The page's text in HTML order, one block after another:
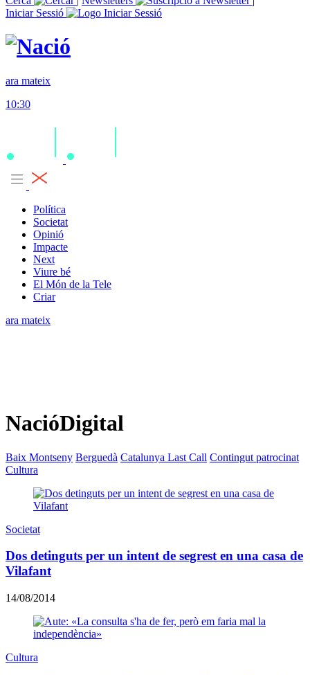
Iniciar Sessió
ara mateix
10:30
Política
Societat
Opinió
Impacte
Next
Viure bé
El Món de la Tele
Criar
ara mateix
NacióDigital
Baix Montseny Berguedà Catalunya Last Call Contingut patrocinat
Cultura
Societat
Dos detinguts per un intent de segrest en una casa de
Vilafant
14/08/2014
Cultura